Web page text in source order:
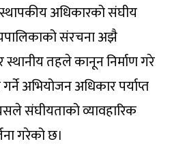
अधिकारको संघीय
संरचना अझै
स्थानीय तहले कानून निर्माण गरे
अभियोजन अधिकार पर्याप्त
संघीयताको व्यावहारिक
गरेको छ।